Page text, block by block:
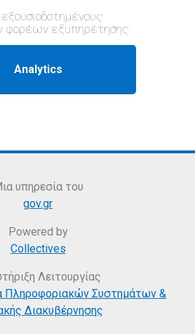
φορέων εξυπηρέτησης
υπηρεσία του
gov.gr
Powered by
Collectives
Λειτουργίας
Πληροφοριακών Συστημάτων &
Διακυβέρνησης